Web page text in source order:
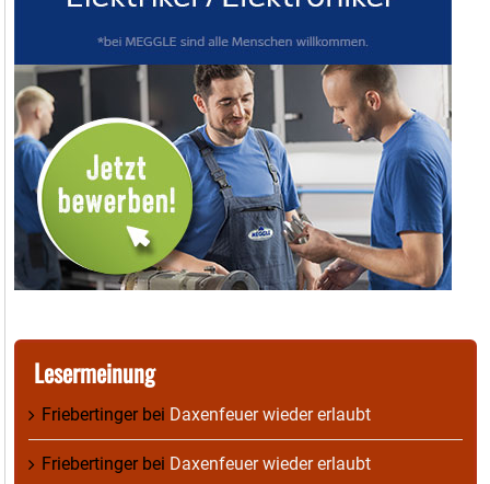
Lesermeinung
Friebertingerbei Daxenfeuer wieder erlaubt
Friebertingerbei Daxenfeuer wieder erlaubt